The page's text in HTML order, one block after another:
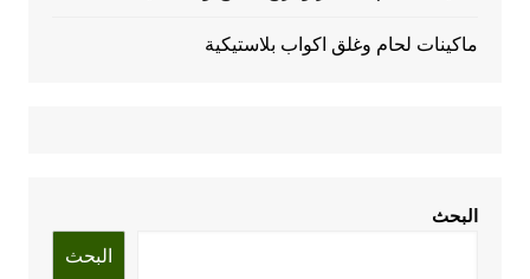
ماكينات لحام وغلق اكواب بلاستيكية
البحث
البحث